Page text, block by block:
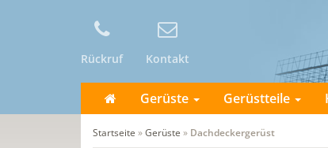
Rückruf Kontakt
Gerüste Gerüstteile
Startseite »Gerüste » Dachdeckergerüst